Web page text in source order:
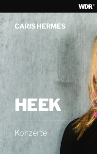
CARIS HERMES
HEEK
Konzerte